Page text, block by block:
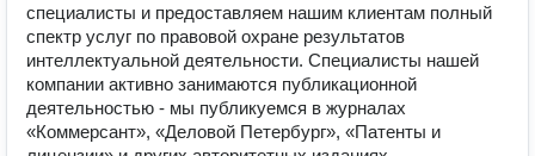
специалисты и предоставляем нашим клиентам полный
спектр услуг по правовой охране результатов
интеллектуальной деятельности. Специалисты нашей
компании активно занимаются публикационной
деятельностью - мы публикуемся в журналах
«Коммерсант», «Деловой Петербург», «Патенты и